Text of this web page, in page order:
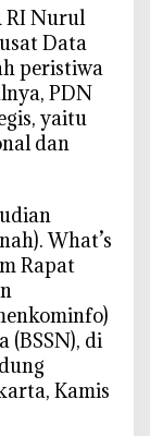
RI Nurul
Data
peristiwa
PDN
yaitu
dan
What’s
Rapat
(BSSN), di
Kamis